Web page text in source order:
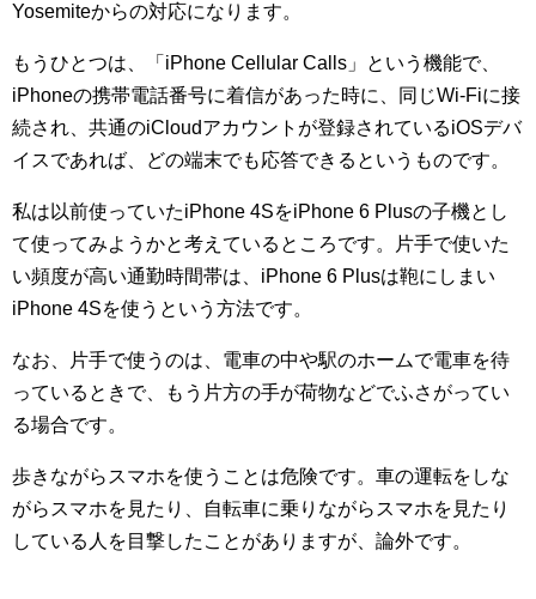
Yosemiteからの対応になります。
もうひとつは、「iPhone Cellular Calls」という機能で、
iPhoneの携帯電話番号に着信があった時に、同じWi-Fiに接
続され、共通のiCloudアカウントが登録されているiOSデバ
イスであれば、どの端末でも応答できるというものです。
私は以前使っていたiPhone 4SをiPhone 6 Plusの子機とし
て使ってみようかと考えているところです。片手で使いた
い頻度が高い通勤時間帯は、iPhone 6 Plusは鞄にしまい
iPhone 4Sを使うという方法です。
なお、片手で使うのは、電車の中や駅のホームで電車を待
っているときで、もう片方の手が荷物などでふさがってい
る場合です。
歩きながらスマホを使うことは危険です。車の運転をしな
がらスマホを見たり、自転車に乗りながらスマホを見たり
している人を目撃したことがありますが、論外です。